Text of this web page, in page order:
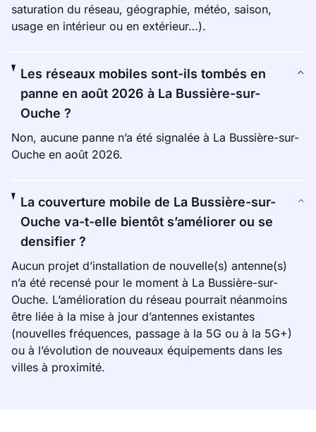
saturation du réseau, géographie, météo, saison,
usage en intérieur ou en extérieur…).
Les réseaux mobiles sont-ils tombés en
panne en août 2026 à La Bussière-sur-
Ouche ?
Non, aucune panne n’a été signalée à La Bussière-sur-
Ouche en août 2026.
La couverture mobile de La Bussière-sur-
Ouche va-t-elle bientôt s’améliorer ou se
densifier ?
Aucun projet d’installation de nouvelle(s) antenne(s)
n’a été recensé pour le moment à La Bussière-sur-
Ouche. L’amélioration du réseau pourrait néanmoins
être liée à la mise à jour d’antennes existantes
(nouvelles fréquences, passage à la 5G ou à la 5G+)
ou à l’évolution de nouveaux équipements dans les
villes à proximité.